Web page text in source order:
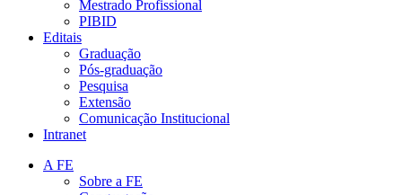
Mestrado Profissional
PIBID
Editais
Graduação
Pós-graduação
Pesquisa
Extensão
Comunicação Institucional
Intranet
A FE
Sobre a FE